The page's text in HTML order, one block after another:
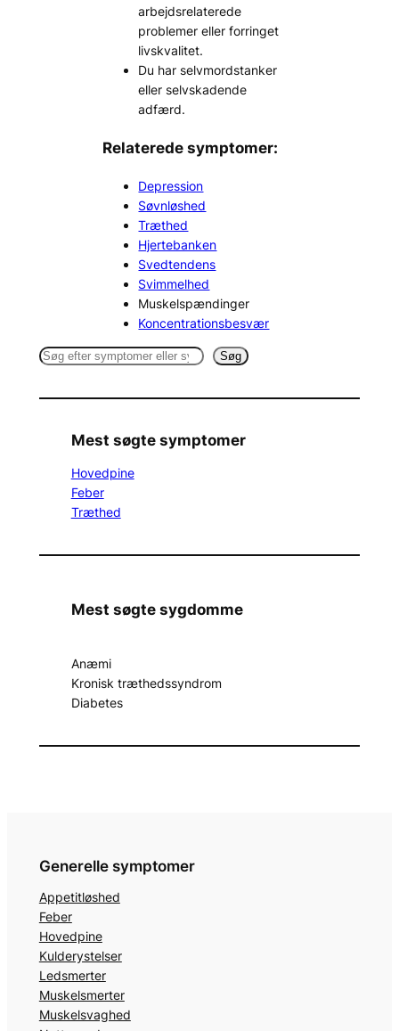
arbejdsrelaterede
problemer eller forringet
livskvalitet.
Du har selvmordstanker
eller selvskadende
adfærd.
Relaterede symptomer:
Depression
Søvnløshed
Træthed
Hjertebanken
Svedtendens
Svimmelhed
Muskelspændinger
Koncentrationsbesvær
S
a
Søg
Mest søgte symptomer
Hovedpine
Feber
Træthed
Mest søgte sygdomme
Anæmi
Kronisk træthedssyndrom
Diabetes
Generelle symptomer
Appetitløshed
Feber
Hovedpine
Kulderystelser
Ledsmerter
Muskelsmerter
Muskelsvaghed